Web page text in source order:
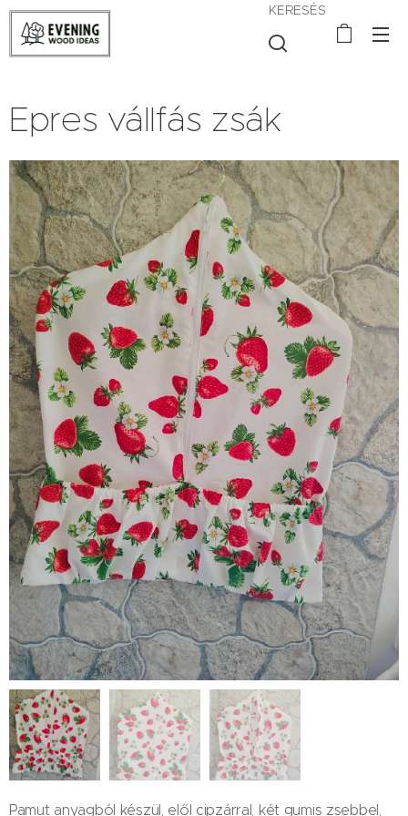
KERESÉS
Epres vállfás zsák
Pamut anyagból készül, elől cipzárral, két gumis zsebbel,